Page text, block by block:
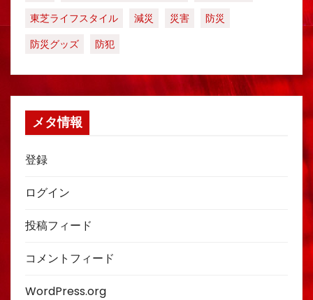
東芝ライフスタイル
減災 災害
防災
防災グッズ
防犯
メタ情報
登録
ログイン
投稿フィード
コメントフィード
WordPress.org